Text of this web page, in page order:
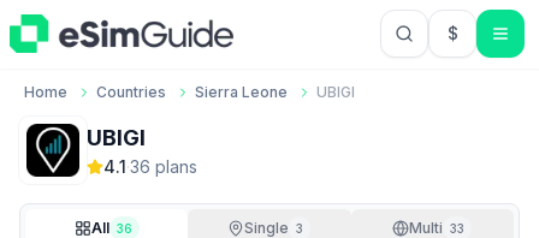
$USD US
Home Countries Sierra Leone UBIGI
UBIGI
4.1·36 plans
All 36 Single 3 Multi 33